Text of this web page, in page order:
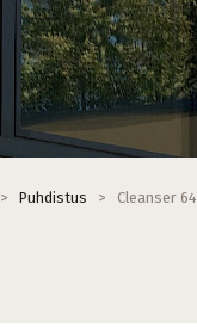
> Puhdistus > Cleanser 64